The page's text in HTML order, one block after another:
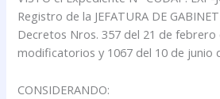
Registro de la JEFATURA DE
Decretos Nros. 357 del 21 de febrero
modificatorios y 1067 del 10 de junio
CONSIDERANDO: